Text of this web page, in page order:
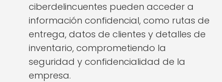
ciberdelincuentes pueden acceder a
información confidencial, como rutas de
entrega, datos de clientes y detalles de
inventario, comprometiendo la
seguridad y confidencialidad de la
empresa.